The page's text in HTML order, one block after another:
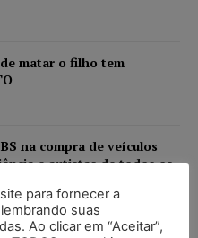
matar o filho tem
na compra de veículos
e autistas de todos os
para fornecer a
suas
Ao clicar em “Aceitar”,